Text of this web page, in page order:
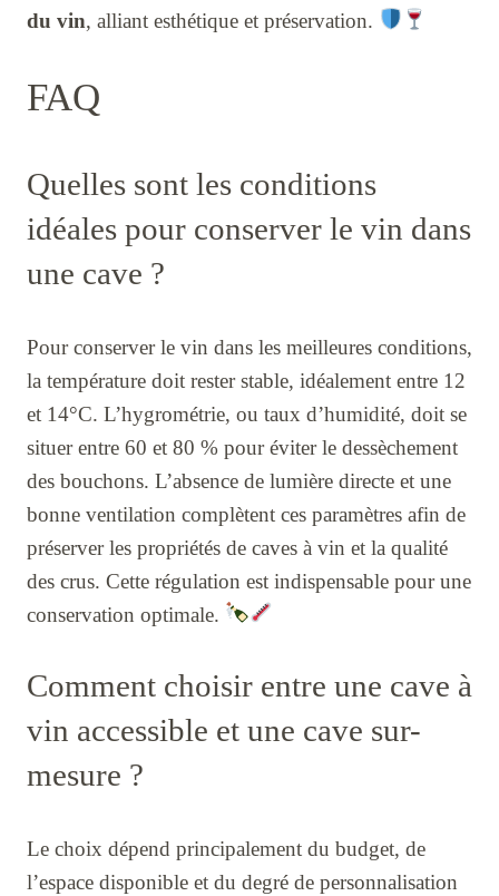
du vin, alliant esthétique et préservation.
FAQ
Quelles sont les conditions
idéales pour conserver le vin dans
une cave ?
Pour conserver le vin dans les meilleures conditions,
la température doit rester stable, idéalement entre 12
et 14°C. L’hygrométrie, ou taux d’humidité, doit se
situer entre 60 et 80 % pour éviter le dessèchement
des bouchons. L’absence de lumière directe et une
bonne ventilation complètent ces paramètres afin de
préserver les propriétés de caves à vin et la qualité
des crus. Cette régulation est indispensable pour une
conservation optimale.
Comment choisir entre une cave à
vin accessible et une cave sur-
mesure ?
Le choix dépend principalement du budget, de
l’espace disponible et du degré de personnalisation